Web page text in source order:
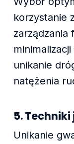
korzystanie
unikanie
natężenia
5.
Unikanie